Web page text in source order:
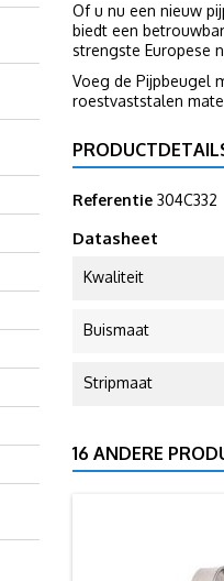
Of u nu een nieuw
biedt een
strengste Europese
Voeg de Pijpbeugel
roestvaststalen
Referentie 304C332
Datasheet
Kwaliteit
Buismaat
Stripmaat
16 ANDERE